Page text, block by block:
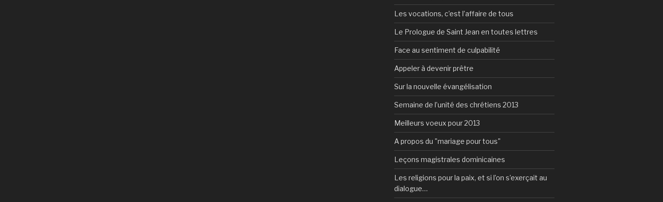
Les vocations, c’est l’affaire de tous
Le Prologue de Saint Jean en toutes lettres
Face au sentiment de culpabilité
Appeler à devenir prêtre
Sur la nouvelle évangélisation
Semaine de l’unité des chrétiens 2013
Meilleurs voeux pour 2013
A propos du "mariage pour tous"
Leçons magistrales dominicaines
Les religions pour la paix, et si l’on s’exerçait au
dialogue…